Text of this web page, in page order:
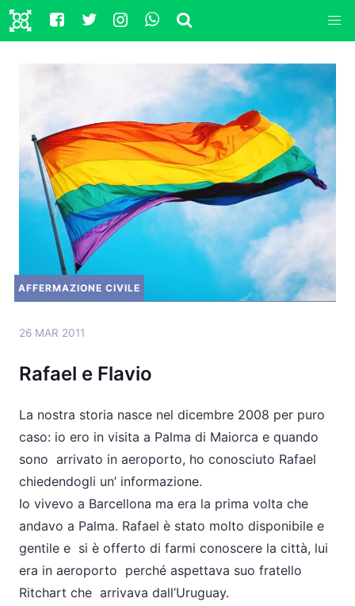
AFFERMAZIONE CIVILE
26 MAR 2011
Rafael e Flavio
La nostra storia nasce nel dicembre 2008 per puro
caso: io ero in visita a Palma di Maiorca e quando
sono arrivato in aeroporto, ho conosciuto Rafael
chiedendogli un’ informazione.
Io vivevo a Barcellona ma era la prima volta che
andavo a Palma. Rafael è stato molto disponibile e
gentile e si è offerto di farmi conoscere la città, lui
era in aeroporto perché aspettava suo fratello
Ritchart che arrivava dall’Uruguay.